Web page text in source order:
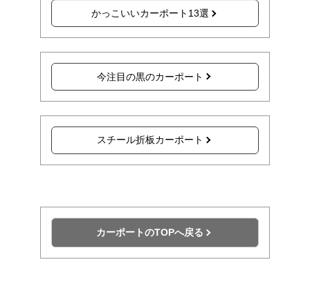
かっこいいカーポート13選
今注目の黒のカーポート
スチール折板カーポート
カーポートのTOPへ戻る